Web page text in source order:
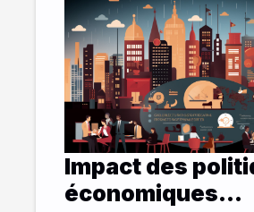
Impact des
économiques